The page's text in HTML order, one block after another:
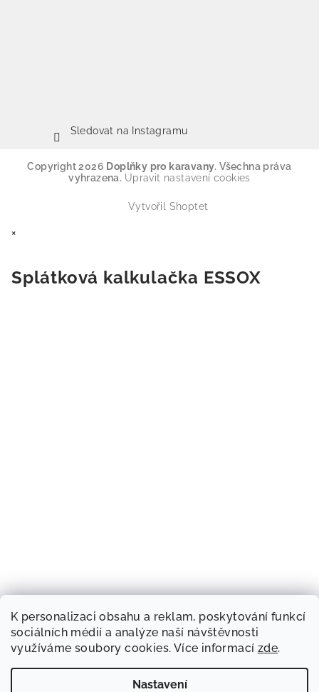
K personalizaci obsahu a reklam, poskytování funkcí
sociálních médií a analýze naší návštěvnosti
využíváme soubory cookies. Více informací zde.
Nastavení
Sledovat na Instagramu
Copyright 2026 Doplňky pro karavany. Všechna práva
vyhrazena. Upravit nastavení cookies
Vytvořil Shoptet
×
Splátková kalkulačka ESSOX